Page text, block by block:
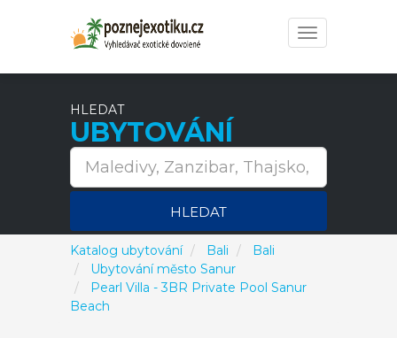
Toggle
navigation
HLEDAT
UBYTOVÁNÍ
HLEDAT
Katalog ubytování Bali
Bali
Ubytování město Sanur
Pearl Villa - 3BR Private Pool Sanur
Beach